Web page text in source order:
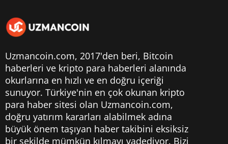
Uzmancoin.com, 2017'den beri, Bitcoin
haberleri ve kripto para haberleri alanında
okurlarına en hızlı ve en doğru içeriği
sunuyor. Türkiye'nin en çok okunan kripto
para haber sitesi olan Uzmancoin.com,
doğru yatırım kararları alabilmek adına
büyük önem taşıyan haber takibini eksiksiz
bir şekilde mümkün kılmayı vadediyor. Bizi